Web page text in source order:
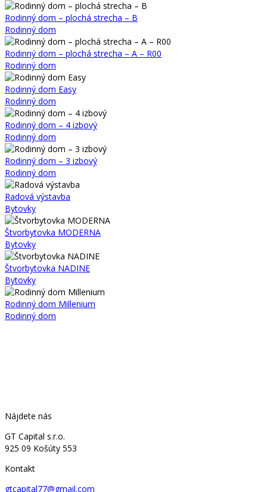
Rodinný dom – plochá strecha – B
Rodinný dom
Rodinný dom – plochá strecha – A – R00
Rodinný dom
Rodinný dom Easy
Rodinný dom
Rodinný dom – 4 izbový
Rodinný dom
Rodinný dom – 3 izbový
Rodinný dom
Radová výstavba
Bytovky
Štvorbytovka MODERNA
Bytovky
Štvorbytovka NADINE
Bytovky
Rodinný dom Millenium
Rodinný dom
Nájdete nás
GT Capital s.r.o.
925 09 Košúty 553
Kontakt
gtcapital77@gmail.com